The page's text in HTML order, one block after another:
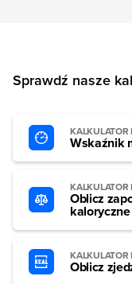
Sprawdź nasze
KALKULATOR
Wskaźnik
KALKULATOR
Oblicz
kaloryczne
KALKULATOR
Oblicz